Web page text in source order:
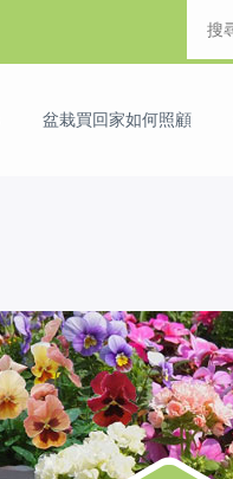
盆栽買回家如何照顧